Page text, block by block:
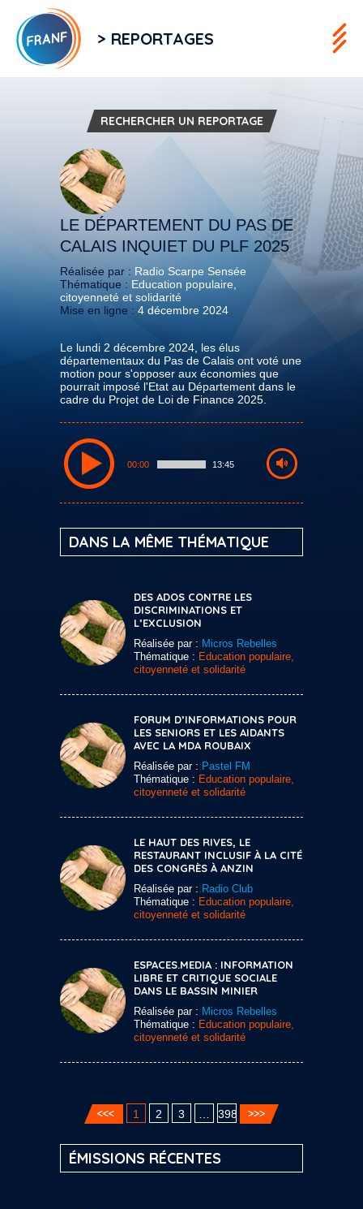
> REPORTAGES
RECHERCHER UN REPORTAGE
LE DÉPARTEMENT DU PAS DE
CALAIS INQUIET DU PLF 2025
Réalisée par : Radio Scarpe Sensée
Thématique : Education populaire,
citoyenneté et solidarité
Mise en ligne : 4 décembre 2024
Le lundi 2 décembre 2024, les élus
départementaux du Pas de Calais ont voté une
motion pour s'opposer aux économies que
pourrait imposé l'Etat au Département dans le
cadre du Projet de Loi de Finance 2025.
00:00 13:45
DANS LA MÊME THÉMATIQUE
DES ADOS CONTRE LES
DISCRIMINATIONS ET
L’EXCLUSION
Réalisée par : Micros Rebelles
Thématique : Education populaire,
citoyenneté et solidarité
FORUM D’INFORMATIONS POUR
LES SENIORS ET LES AIDANTS
AVEC LA MDA ROUBAIX
Réalisée par : Pastel FM
Thématique : Education populaire,
citoyenneté et solidarité
LE HAUT DES RIVES, LE
RESTAURANT INCLUSIF À LA CITÉ
DES CONGRÈS À ANZIN
Réalisée par : Radio Club
Thématique : Education populaire,
citoyenneté et solidarité
ESPACES.MEDIA : INFORMATION
LIBRE ET CRITIQUE SOCIALE
DANS LE BASSIN MINIER
Réalisée par : Micros Rebelles
Thématique : Education populaire,
citoyenneté et solidarité
1 2 3 398
ÉMISSIONS RÉCENTES